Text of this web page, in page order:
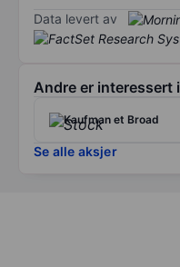
Data levert av
Andre er interessert i
Kaufman et Broad
Se alle aksjer